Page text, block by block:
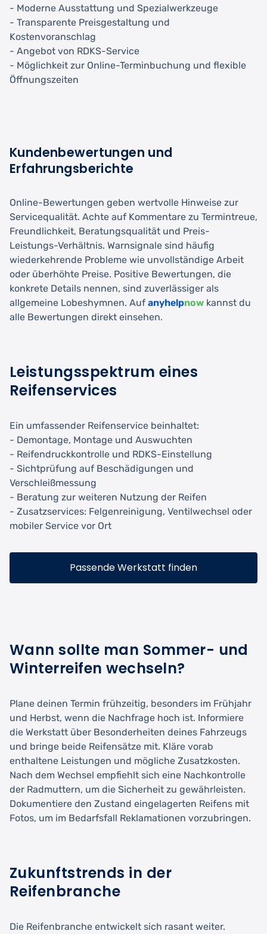
- Moderne Ausstattung und Spezialwerkzeuge
- Transparente Preisgestaltung und
Kostenvoranschlag
- Angebot von RDKS-Service
- Möglichkeit zur Online-Terminbuchung und flexible
Öffnungszeiten
Kundenbewertungen und
Erfahrungsberichte
Online-Bewertungen geben wertvolle Hinweise zur
Servicequalität. Achte auf Kommentare zu Termintreue,
Freundlichkeit, Beratungsqualität und Preis-
Leistungs-Verhältnis. Warnsignale sind häufig
wiederkehrende Probleme wie unvollständige Arbeit
oder überhöhte Preise. Positive Bewertungen, die
konkrete Details nennen, sind zuverlässiger als
allgemeine Lobeshymnen. Auf anyhelpnow kannst du
alle Bewertungen direkt einsehen.
Leistungsspektrum eines
Reifenservices
Ein umfassender Reifenservice beinhaltet:
- Demontage, Montage und Auswuchten
- Reifendruckkontrolle und RDKS-Einstellung
- Sichtprüfung auf Beschädigungen und
Verschleißmessung
- Beratung zur weiteren Nutzung der Reifen
- Zusatzservices: Felgenreinigung, Ventilwechsel oder
mobiler Service vor Ort
Passende Werkstatt finden
Wann sollte man Sommer- und
Winterreifen wechseln?
Plane deinen Termin frühzeitig, besonders im Frühjahr
und Herbst, wenn die Nachfrage hoch ist. Informiere
die Werkstatt über Besonderheiten deines Fahrzeugs
und bringe beide Reifensätze mit. Kläre vorab
enthaltene Leistungen und mögliche Zusatzkosten.
Nach dem Wechsel empfiehlt sich eine Nachkontrolle
der Radmuttern, um die Sicherheit zu gewährleisten.
Dokumentiere den Zustand eingelagerten Reifens mit
Fotos, um im Bedarfsfall Reklamationen vorzubringen.
Zukunftstrends in der
Reifenbranche
Die Reifenbranche entwickelt sich rasant weiter.